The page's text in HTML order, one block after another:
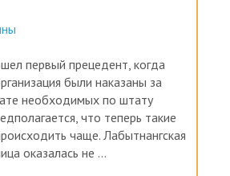
первый прецедент, когда
были наказаны за
необходимых по штату
что теперь такие
чаще. Лабытнангская
оказалась не ...